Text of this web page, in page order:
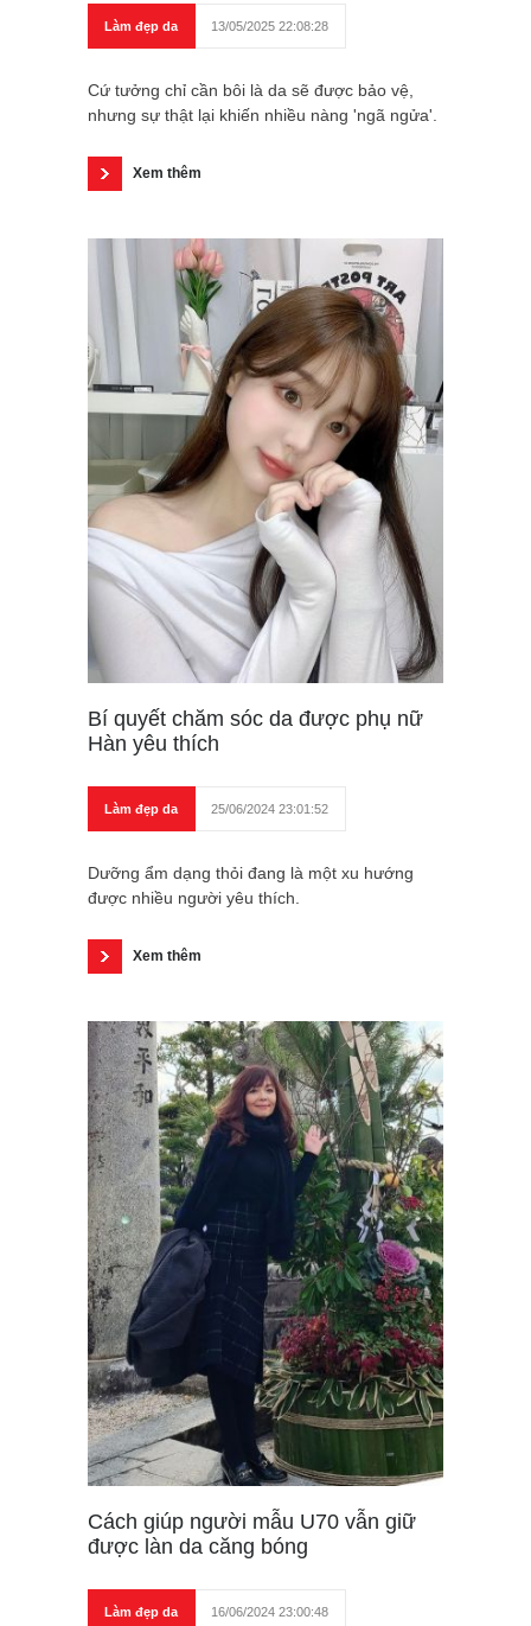
Làm đẹp da 13/05/2025 22:08:28
Cứ tưởng chỉ cần bôi là da sẽ được bảo vệ,
nhưng sự thật lại khiến nhiều nàng 'ngã ngửa'.
Xem thêm
Bí quyết chăm sóc da được phụ nữ
Hàn yêu thích
Làm đẹp da 25/06/2024 23:01:52
Dưỡng ẩm dạng thỏi đang là một xu hướng
được nhiều người yêu thích.
Xem thêm
Cách giúp người mẫu U70 vẫn giữ
được làn da căng bóng
Làm đẹp da 16/06/2024 23:00:48